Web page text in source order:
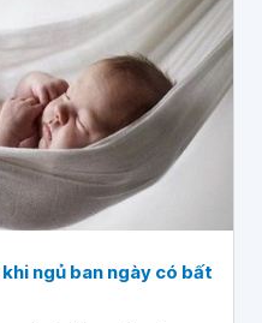
ngủ ban ngày có bất